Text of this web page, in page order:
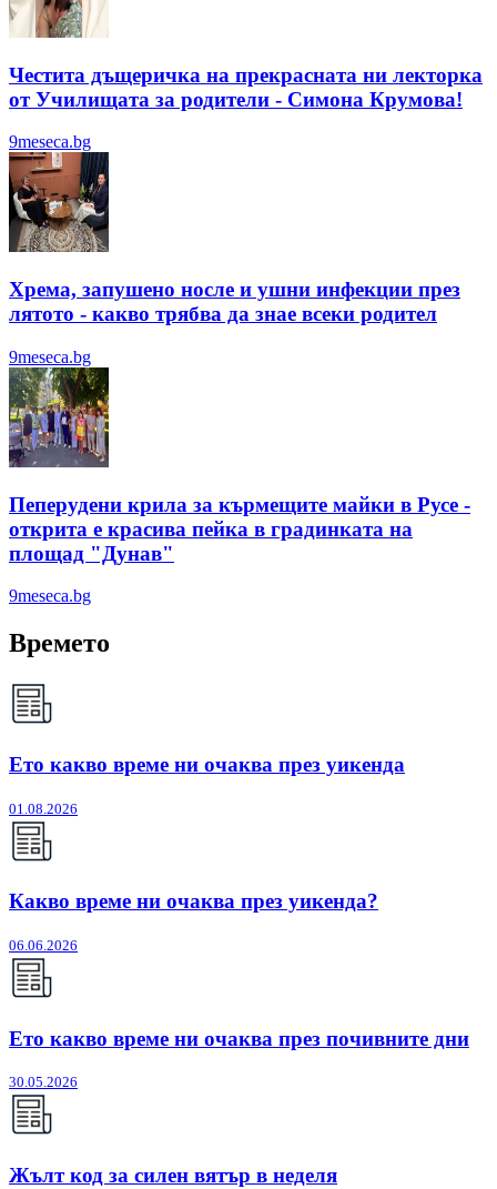
Честита дъщеричка на прекрасната ни лекторка
от Училищата за родители - Симона Крумова!
9meseca.bg
Хрема, запушено носле и ушни инфекции през
лятотo - какво трябва да знае всеки родител
9meseca.bg
Пеперудени крила за кърмещите майки в Русе -
открита е красива пейка в градинката на
площад "Дунав"
9meseca.bg
Времето
Ето какво време ни очаква през уикенда
01.08.2026
Какво време ни очаква през уикенда?
06.06.2026
Ето какво време ни очаква през почивните дни
30.05.2026
Жълт код за силен вятър в неделя